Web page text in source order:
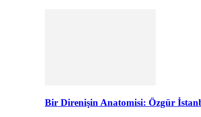
Bir Direnişin Anatomisi: Özgür